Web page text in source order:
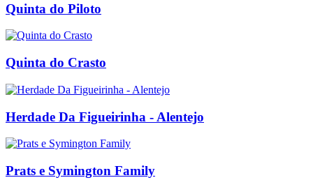
Quinta do Piloto
Quinta do Crasto
Herdade Da Figueirinha - Alentejo
Prats e Symington Family